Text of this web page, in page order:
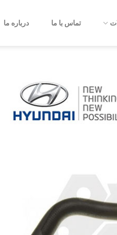
تماس با ما درباره ما